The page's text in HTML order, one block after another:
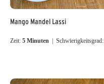
Mango Mandel Lassi
Zeit: 5 Minuten | Schwierigkeitsgrad: